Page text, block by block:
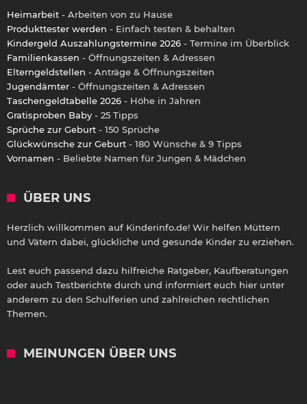
Heimarbeit - Arbeiten von zu Hause
Produkttester werden - Einfach testen & behalten
Kindergeld Auszahlungstermine 2026 - Termine im Überblick
Familienkassen - Öffnungszeiten & Adressen
Elterngeldstellen - Anträge & Öffnungszeiten
Jugendämter - Öffnungszeiten & Adressen
Taschengeldtabelle 2026 - Höhe in Jahren
Gratisproben Baby - 25 Tipps
Sprüche zur Geburt - 150 Sprüche
Glückwünsche zur Geburt - 180 Wünsche & 9 Tipps
Vornamen - Beliebte Namen für Jungen & Mädchen
ÜBER UNS
Herzlich willkommen auf Kinderinfo.de! Wir helfen Müttern
und Vätern dabei, glückliche und gesunde Kinder zu erziehen.
Lest euch passend dazu hilfreiche Ratgeber, Kaufberatungen
oder auch Testberichte durch und informiert euch hier unter
anderem zu den Schulferien und zahlreichen rechtlichen
Themen.
MEINUNGEN ÜBER UNS